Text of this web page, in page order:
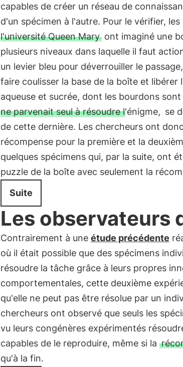
capables de créer un réseau de
d'un spécimen à l'autre. Pour le vérifier, les
l'université Queen Maryont imaginé une
plusieurs niveaux dans laquelle il faut
un levier bleu pour déverrouiller le
faire coulisser la base de la boîte et libérer
aqueuse et sucrée, dont les bourdons
ne parvenait seul à résoudre l'énigme, se
de cette dernière. Les chercheurs ont
récompense pour la première et la
quelques spécimens qui, par la suite, ont
puzzle de la boîte avec seulement la
Suite
Les observateurs
Contrairement à une étude précédente
où il était possible que des spécimens
résoudre la tâche grâce à leurs propres
comportementales, cette deuxième
qu'elle ne peut pas être résolue par un
chercheurs ont observé que seuls les
vu leurs congénères expérimentés
capables de le reproduire, même si la
qu'à la fin.